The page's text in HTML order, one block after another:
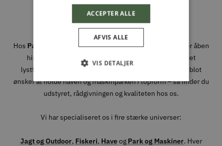
Din partner i naturen, haven og
hverdagen
Hos Park & Fritid
brænder vi for alt det, der foregår under åben
himmel. Uanset om du er passioneret jæger, dedikeret
lystfisker, naturmenneske med hang til eventyr – eller blot
ønsker at holde haven og maskinparken i topform – så finder du
udstyret, rådgivningen og kvaliteten hos os.
Vi har specialiseret os i fire stærke universer:
Jagt og Outdoor, Fiskeri, Haveog Park og Maskiner. Hver
ACCEPTER ALLE
AFVIS ALLE
VIS DETALJER